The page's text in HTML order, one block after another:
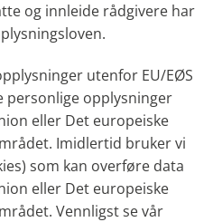
og innleide rådgivere har
utenfor EU/EØS
personlige opplysninger
eller Det europeiske
Imidlertid bruker vi
som kan overføre data
eller Det europeiske
Vennligst se vår